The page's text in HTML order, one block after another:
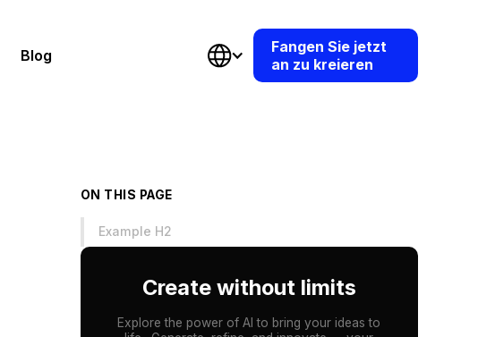
Blog
Fangen Sie jetzt
an zu kreieren
ON THIS PAGE
Example H2
Create without limits
Explore the power of AI to bring your ideas to